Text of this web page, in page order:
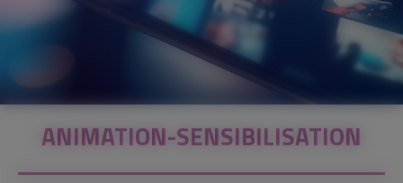
ANIMATION-SENSIBILISATION